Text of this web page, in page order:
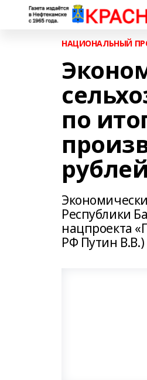
НАЦИОНАЛЬНЫЙ
по
рублей
Республики
нацпроекта
РФ Путин